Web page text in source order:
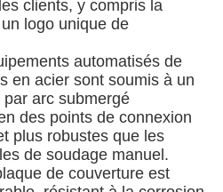
clients, y compris la
logo unique de
automatisés de
en acier sont soumis à un
arc submergé
des points de connexion
plus robustes que les
de soudage manuel.
de couverture est